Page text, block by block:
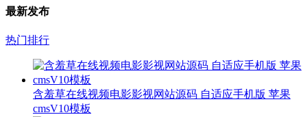
最新发布
热门排行
含羞草在线视频电影影视网站源码 自适应手机版 苹果
cmsV10模板